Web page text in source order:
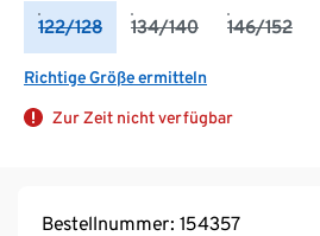
122/128 134/140 146/152
Richtige Größe ermitteln
Zur Zeit nicht verfügbar
Bestellnummer: 154357